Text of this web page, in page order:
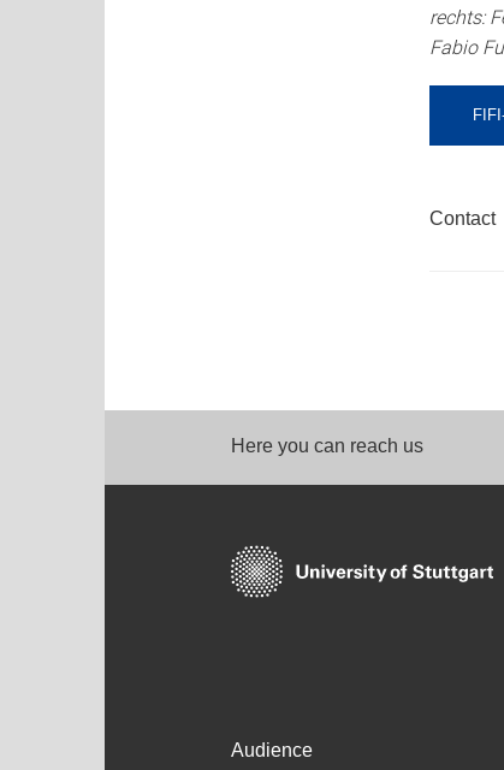
rechts:
Fabio
Contact
Here you can reach us
Audience